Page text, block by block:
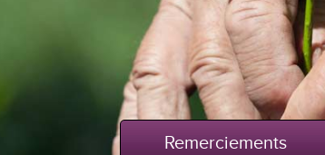
Remerciements